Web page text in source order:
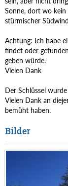
Sonne, dort wo
stürmischer
Achtung: Ich habe
findet oder
geben würde.
Vielen Dank
Der Schlüssel
Vielen Dank an
bemüht haben.
Bilder